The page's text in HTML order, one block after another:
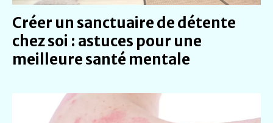
Créer un sanctuaire de détente
chez soi : astuces pour une
meilleure santé mentale